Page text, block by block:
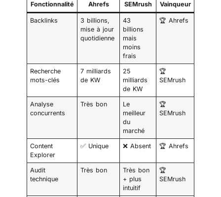
Fonctionnalité Ahrefs SEMrush Vainqueur
Backlinks
3 billions,
mise à jour
quotidienne
43
billions
mais
moins
frais
🏆 Ahrefs
Recherche
mots-clés
7 milliards
de KW
25
milliards
de KW
🏆
SEMrush
Analyse
concurrents
Très bon
Le
meilleur
du
marché
🏆
SEMrush
Content
Explorer
✅ Unique ❌ Absent 🏆 Ahrefs
Audit
technique
Très bon
Très bon
+ plus
intuitif
🏆
SEMrush